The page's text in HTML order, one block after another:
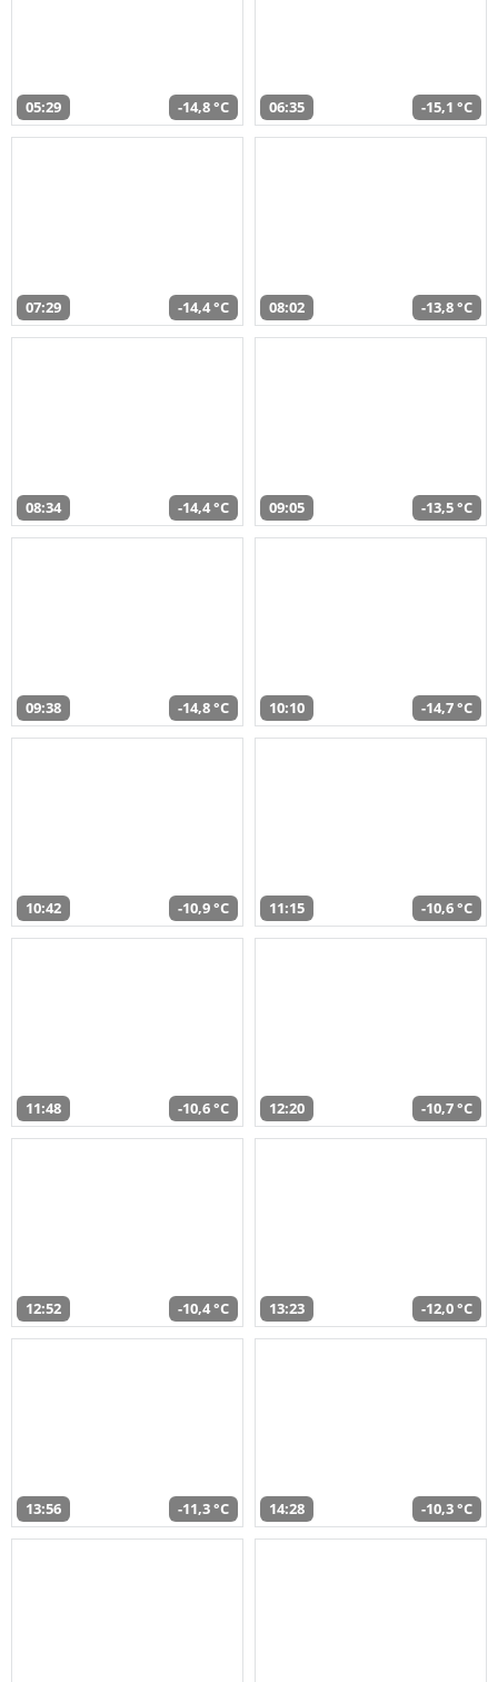
05:29 -14,8 °C 06:35 -15,1 °C
07:29 -14,4 °C 08:02 -13,8 °C
08:34 -14,4 °C 09:05 -13,5 °C
09:38 -14,8 °C 10:10 -14,7 °C
10:42 -10,9 °C 11:15 -10,6 °C
11:48 -10,6 °C 12:20 -10,7 °C
12:52 -10,4 °C 13:23 -12,0 °C
13:56 -11,3 °C 14:28 -10,3 °C